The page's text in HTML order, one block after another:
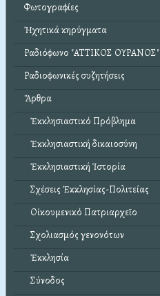
Φωτογραφίες
Ἠχητικά κηρύγματα
Ραδιόφωνο "ΑΤΤΙΚΟΣ ΟΥΡΑΝΟΣ"
Ραδιοφωνικές συζητήσεις
Ἄρθρα
Ἐκκλησιαστικό Πρόβλημα
Ἐκκλησιαστική δικαιοσύνη
Ἐκκλησιαστική Ἱστορία
Σχέσεις Ἐκκλησίας-Πολιτείας
Οἰκουμενικό Πατριαρχεῖο
Σχολιασμός γενονότων
Ἐκκλησία
Σύνοδος